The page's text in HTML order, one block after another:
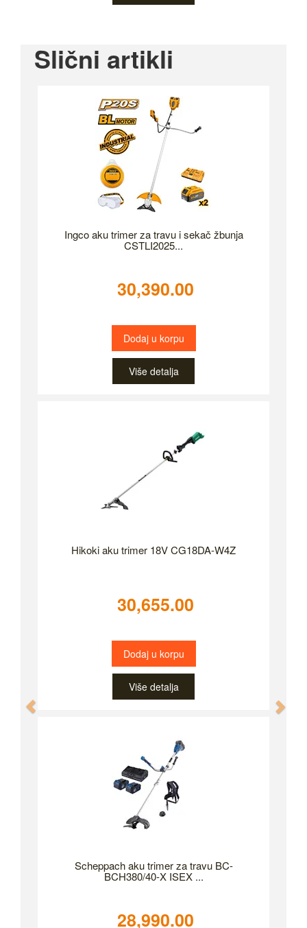
Slični artikli
Ingco aku trimer za travu i sekač žbunja
CSTLI2025...
30,390.00
Dodaj u korpu
Više detalja
Hikoki aku trimer 18V CG18DA-W4Z
30,655.00
Dodaj u korpu
Više detalja
Scheppach aku trimer za travu BC-
BCH380/40-X ISEX ...
28,990.00